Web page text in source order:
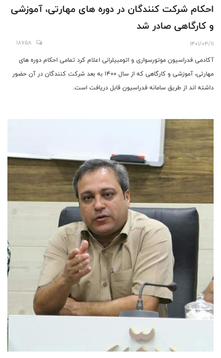
احکام شرکت کنندگان در دوره های مهارتی، آموزشی
و کارگاهی صادر شد
1401/04/11
18758
آکادمی فدراسیون موتورسواری و اتومبیلرانی اعلام کرد تمامی احکام دوره های
مهارتی، آموزشی و کارگاهی که از سال ۱۴۰۰ به بعد شرکت کنندگان در آن حضور
داشته اند از طریق سامانه فدراسیون قابل دریافت است.